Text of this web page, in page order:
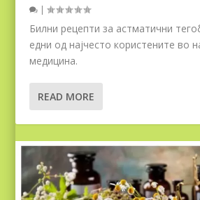
|
Билни рецепти за астматични
едни од најчесто користените во
медицина.
READ MORE